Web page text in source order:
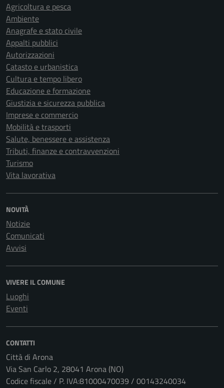
Agricoltura e pesca
Ambiente
Anagrafe e stato civile
Appalti pubblici
Autorizzazioni
Catasto e urbanistica
Cultura e tempo libero
Educazione e formazione
Giustizia e sicurezza pubblica
Imprese e commercio
Mobilità e trasporti
Salute, benessere e assistenza
Tributi, finanze e contravvenzioni
Turismo
Vita lavorativa
NOVITÀ
Notizie
Comunicati
Avvisi
VIVERE IL COMUNE
Luoghi
Eventi
CONTATTI
Città di Arona
Via San Carlo 2, 28041 Arona (NO)
Codice fiscale / P. IVA:81000470039 / 00143240034